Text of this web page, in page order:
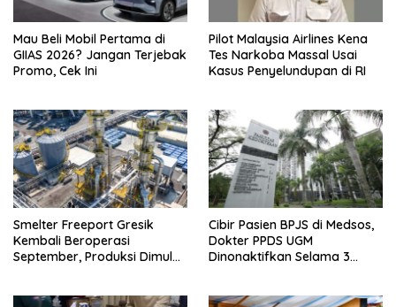
Mau Beli Mobil Pertama di
GIIAS 2026? Jangan Terjebak
Promo, Cek Ini
Pilot Malaysia Airlines Kena
Tes Narkoba Massal Usai
Kasus Penyelundupan di RI
Smelter Freeport Gresik
Kembali Beroperasi
September, Produksi Dimulai
Cibir Pasien BPJS di Medsos,
Dokter PPDS UGM
Dinonaktifkan Selama 3